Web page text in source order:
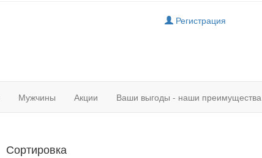
Регистрация
Мужчины Акции Ваши выгоды - наши преимущества
Сортировка